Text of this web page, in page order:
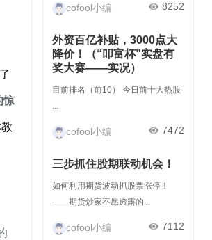
惊
cofool小编 8252
外资百亿补贴，3000点大
降价！（“叩富杯”实盘有
奖大赛——实况）
目前排名（前10） 今日前十大热股
...
cofool小编 7472
三步抓住股期联动机会！
如何利用期货波动抓股票涨停！
——期货炒家不愿透露的...
cofool小编 7112